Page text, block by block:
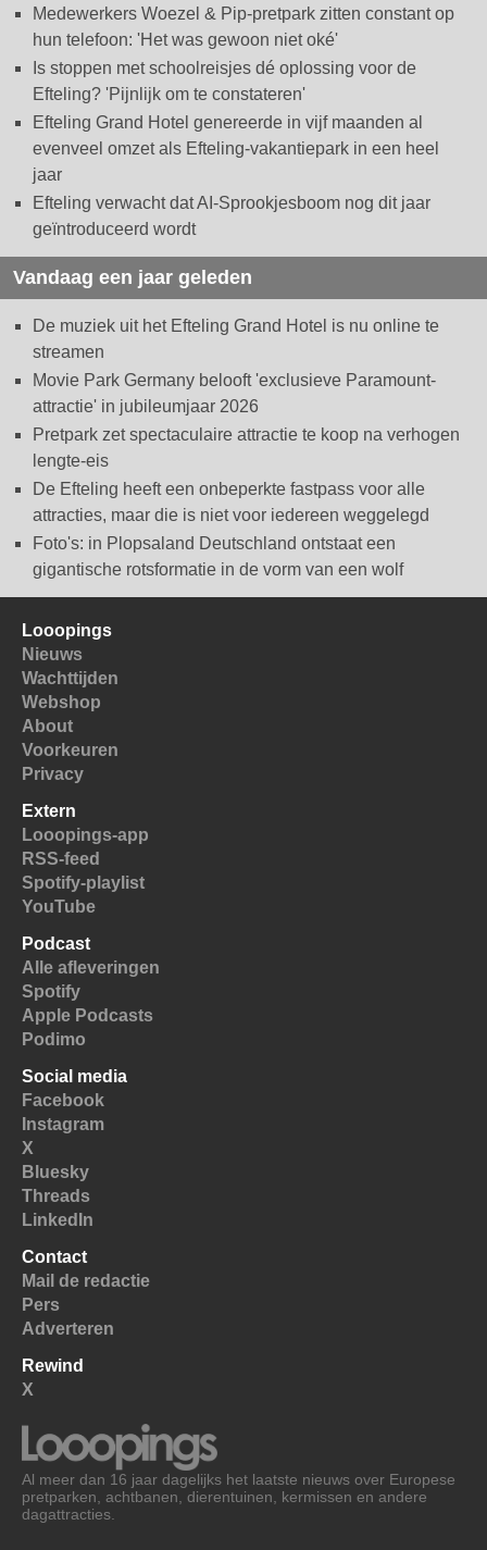
Medewerkers Woezel & Pip-pretpark zitten constant op
hun telefoon: 'Het was gewoon niet oké'
Is stoppen met schoolreisjes dé oplossing voor de
Efteling? 'Pijnlijk om te constateren'
Efteling Grand Hotel genereerde in vijf maanden al
evenveel omzet als Efteling-vakantiepark in een heel
jaar
Efteling verwacht dat AI-Sprookjesboom nog dit jaar
geïntroduceerd wordt
Vandaag een jaar geleden
De muziek uit het Efteling Grand Hotel is nu online te
streamen
Movie Park Germany belooft 'exclusieve Paramount-
attractie' in jubileumjaar 2026
Pretpark zet spectaculaire attractie te koop na verhogen
lengte-eis
De Efteling heeft een onbeperkte fastpass voor alle
attracties, maar die is niet voor iedereen weggelegd
Foto's: in Plopsaland Deutschland ontstaat een
gigantische rotsformatie in de vorm van een wolf
Looopings
Nieuws
Wachttijden
Webshop
About
Voorkeuren
Privacy
Extern
Looopings-app
RSS-feed
Spotify-playlist
YouTube
Podcast
Alle afleveringen
Spotify
Apple Podcasts
Podimo
Social media
Facebook
Instagram
X
Bluesky
Threads
LinkedIn
Contact
Mail de redactie
Pers
Adverteren
Rewind
X
Al meer dan 16 jaar dagelijks het laatste nieuws over Europese
pretparken, achtbanen, dierentuinen, kermissen en andere
dagattracties.